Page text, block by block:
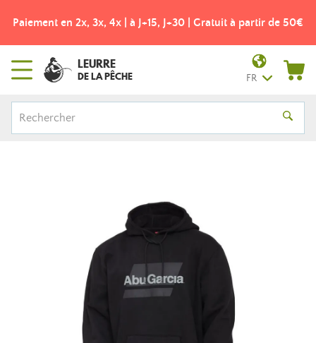
Paiement en 2x, 3x, 4x | à J+15, J+30 | Gratuit à partir de 50€
LEURRE
DE LA PÊCHE FR